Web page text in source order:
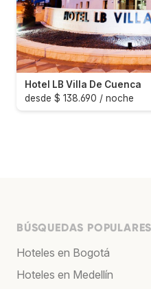
Hotel LB Villa De Cuenca
desde $ 138.690 / noche
BÚSQUEDAS POPULARES
Hoteles en Bogotá
Hoteles en Medellín